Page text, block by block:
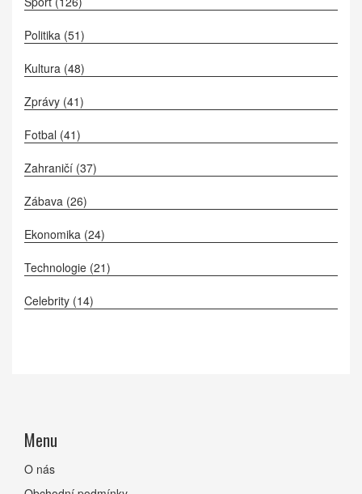
Politika (51)
Kultura (48)
Zprávy (41)
Fotbal (41)
Zahraničí (37)
Zábava (26)
Ekonomika (24)
Technologie (21)
Celebrity (14)
Menu
O nás